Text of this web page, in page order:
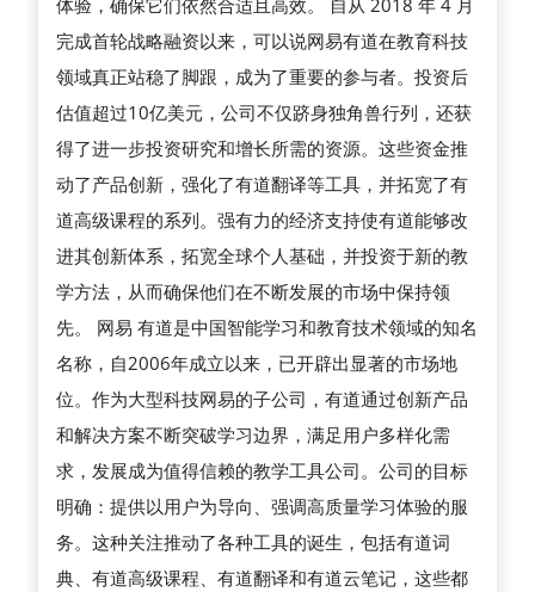
안
전
하
고
신
뢰
할
수
있
는
거
래
방
법
背
景
体验，确保它们依然合适且高效。 自从 2018 年 4 月
完成首轮战略融资以来，可以说网易有道在教育科技
领域真正站稳了脚跟，成为了重要的参与者。投资后
估值超过10亿美元，公司不仅跻身独角兽行列，还获
得了进一步投资研究和增长所需的资源。这些资金推
动了产品创新，强化了有道翻译等工具，并拓宽了有
道高级课程的系列。强有力的经济支持使有道能够改
进其创新体系，拓宽全球个人基础，并投资于新的教
学方法，从而确保他们在不断发展的市场中保持领
先。 网易 有道是中国智能学习和教育技术领域的知名
名称，自2006年成立以来，已开辟出显著的市场地
位。作为大型科技网易的子公司，有道通过创新产品
和解决方案不断突破学习边界，满足用户多样化需
求，发展成为值得信赖的教学工具公司。公司的目标
明确：提供以用户为导向、强调高质量学习体验的服
务。这种关注推动了各种工具的诞生，包括有道词
典、有道高级课程、有道翻译和有道云笔记，这些都